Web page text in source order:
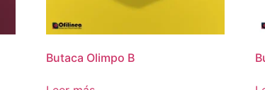
Butaca Olimpo B